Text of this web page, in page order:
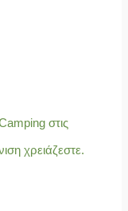
στις
χρειάζεστε.